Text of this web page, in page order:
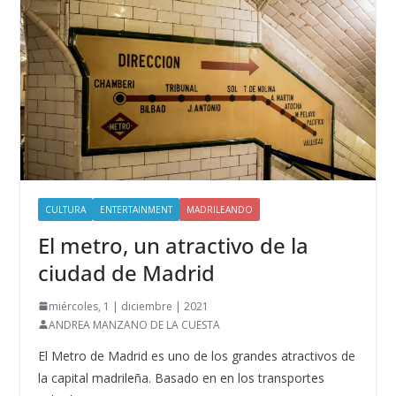
CULTURA ENTERTAINMENT MADRILEANDO
El metro, un atractivo de la
ciudad de Madrid
miércoles, 1 | diciembre | 2021
ANDREA MANZANO DE LA CUESTA
El Metro de Madrid es uno de los grandes atractivos de
la capital madrileña. Basado en en los transportes